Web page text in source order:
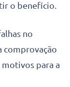
o benefício.
no
comprovação
para a